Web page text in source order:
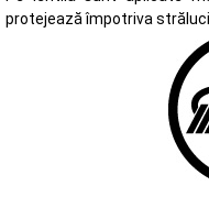
protejează împotriva